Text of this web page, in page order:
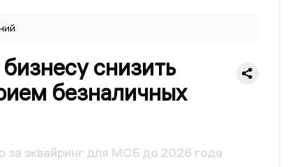
снизить
безналичных
за эквайринг для МСБ до 2026 года